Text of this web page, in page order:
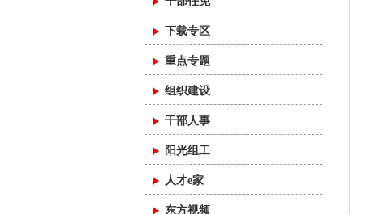
下载专区
重点专题
组织建设
干部人事
阳光组工
人才e家
东方视频